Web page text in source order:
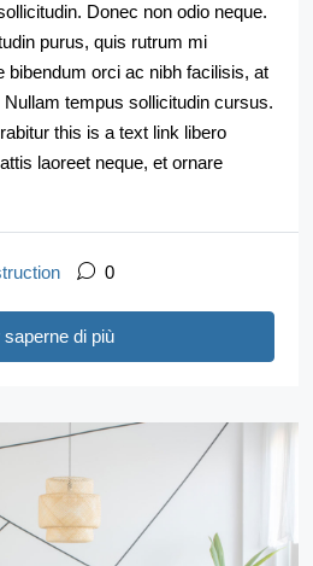
Donec non odio neque.
purus, quis rutrum mi
orci ac nibh facilisis, at
tempus sollicitudin cursus.
this is a text link libero
laoreet neque, et ornare
0
saperne di più